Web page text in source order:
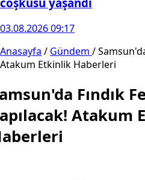
03.08.2026 09:17
Anasayfa / Gündem /
Atakum Etkinlik Haberleri
Fındık
Atakum